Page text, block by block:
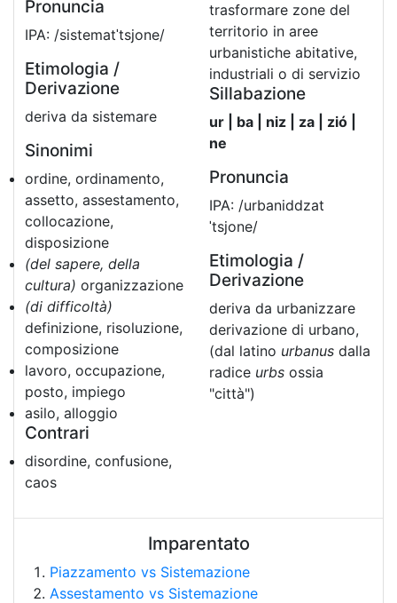
Pronuncia
IPA: /sistematˈtsjone/
Etimologia /
Derivazione
deriva da sistemare
Sinonimi
ordine, ordinamento,
assetto, assestamento,
collocazione,
disposizione
(del sapere, della
cultura) organizzazione
(di difficoltà)
definizione, risoluzione,
composizione
lavoro, occupazione,
posto, impiego
asilo, alloggio
Contrari
disordine, confusione,
caos
trasformare zone del
territorio in aree
urbanistiche abitative,
industriali o di servizio
Sillabazione
ur | ba | niz | za | zió |
ne
Pronuncia
IPA: /urbaniddzat
ˈtsjone/
Etimologia /
Derivazione
deriva da urbanizzare
derivazione di urbano,
(dal latino urbanus dalla
radice urbs ossia
"città")
Imparentato
Piazzamento vs Sistemazione
Assestamento vs Sistemazione